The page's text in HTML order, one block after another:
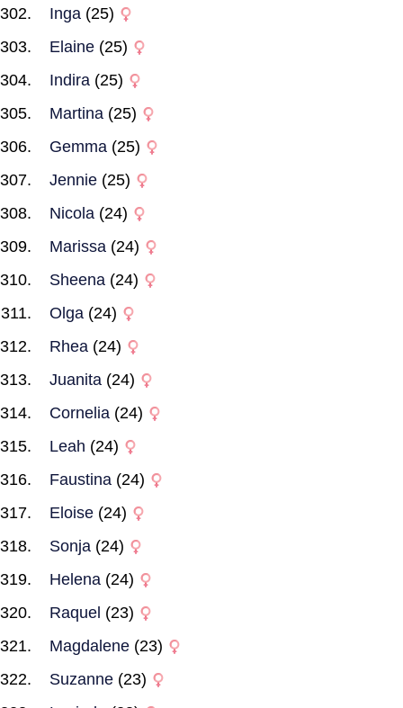
Inga (25)
Elaine (25)
Indira (25)
Martina (25)
Gemma (25)
Jennie (25)
Nicola (24)
Marissa (24)
Sheena (24)
Olga (24)
Rhea (24)
Juanita (24)
Cornelia (24)
Leah (24)
Faustina (24)
Eloise (24)
Sonja (24)
Helena (24)
Raquel (23)
Magdalene (23)
Suzanne (23)